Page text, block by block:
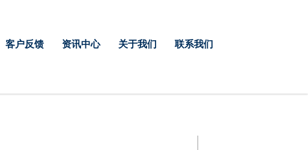
客户反馈 资讯中心 关于我们 联系我们